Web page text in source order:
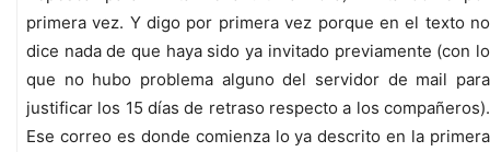
primera vez. Y digo por primera vez porque en el texto no
dice nada de que haya sido ya invitado previamente (con lo
que no hubo problema alguno del servidor de mail para
justificar los 15 días de retraso respecto a los compañeros).
Ese correo es donde comienza lo ya descrito en la primera